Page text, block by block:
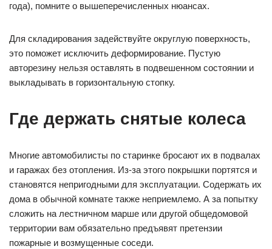
года), помните о вышеперечисленных нюансах.
Для складирования задействуйте округлую поверхность,
это поможет исключить деформирование. Пустую
авторезину нельзя оставлять в подвешенном состоянии и
выкладывать в горизонтальную стопку.
Где держать снятые колеса
Многие автомобилисты по старинке бросают их в подвалах
и гаражах без отопления. Из-за этого покрышки портятся и
становятся непригодными для эксплуатации. Содержать их
дома в обычной комнате также неприемлемо. А за попытку
сложить на лестничном марше или другой общедомовой
территории вам обязательно предъявят претензии
пожарные и возмущенные соседи.